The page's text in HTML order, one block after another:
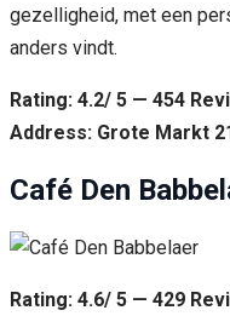
gezelligheid, met een
anders vindt.
Rating: 4.2/ 5 — 454
Address: Grote Markt
Café Den
Rating: 4.6/ 5 — 429